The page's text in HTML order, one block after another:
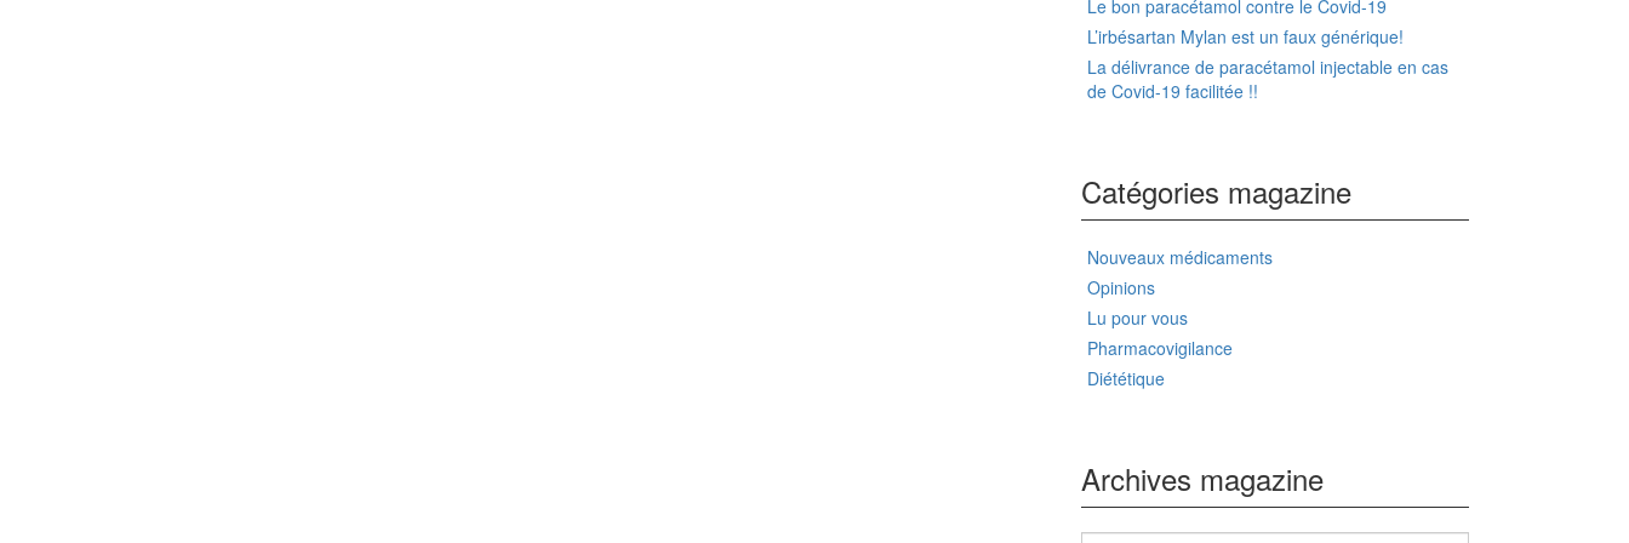
Le bon paracétamol contre le Covid-19
L’irbésartan Mylan est un faux générique!
La délivrance de paracétamol injectable en cas
de Covid-19 facilitée !!
Catégories magazine
Nouveaux médicaments
Opinions
Lu pour vous
Pharmacovigilance
Diététique
Archives magazine